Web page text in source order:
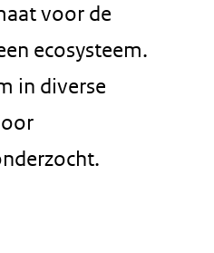
voor de
ecosysteem.
in diverse